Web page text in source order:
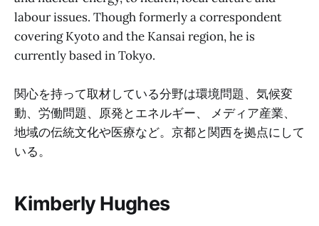
labour issues. Though formerly a correspondent
covering Kyoto and the Kansai region, he is
currently based in Tokyo.
関心を持って取材している分野は環境問題、気候変
動、労働問題、原発とエネルギー、 メディア産業、
地域の伝統文化や医療など。京都と関西を拠点にして
いる。
Kimberly Hughes